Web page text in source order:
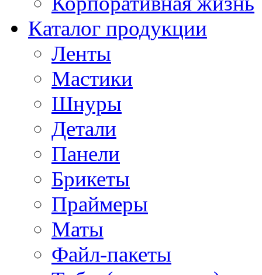
Каталог продукции
Ленты
Мастики
Шнуры
Детали
Панели
Брикеты
Праймеры
Маты
Файл-пакеты